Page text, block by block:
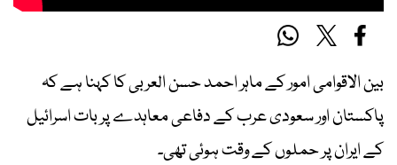
بین الاقوامی امور کے ماہر احمد حسن العربی کا کہنا ہے کہ
پاکستان اور سعودی عرب کے دفاعی معاہدے پر بات اسرائیل
کے ایران پر حملوں کے وقت ہوئی تھی۔